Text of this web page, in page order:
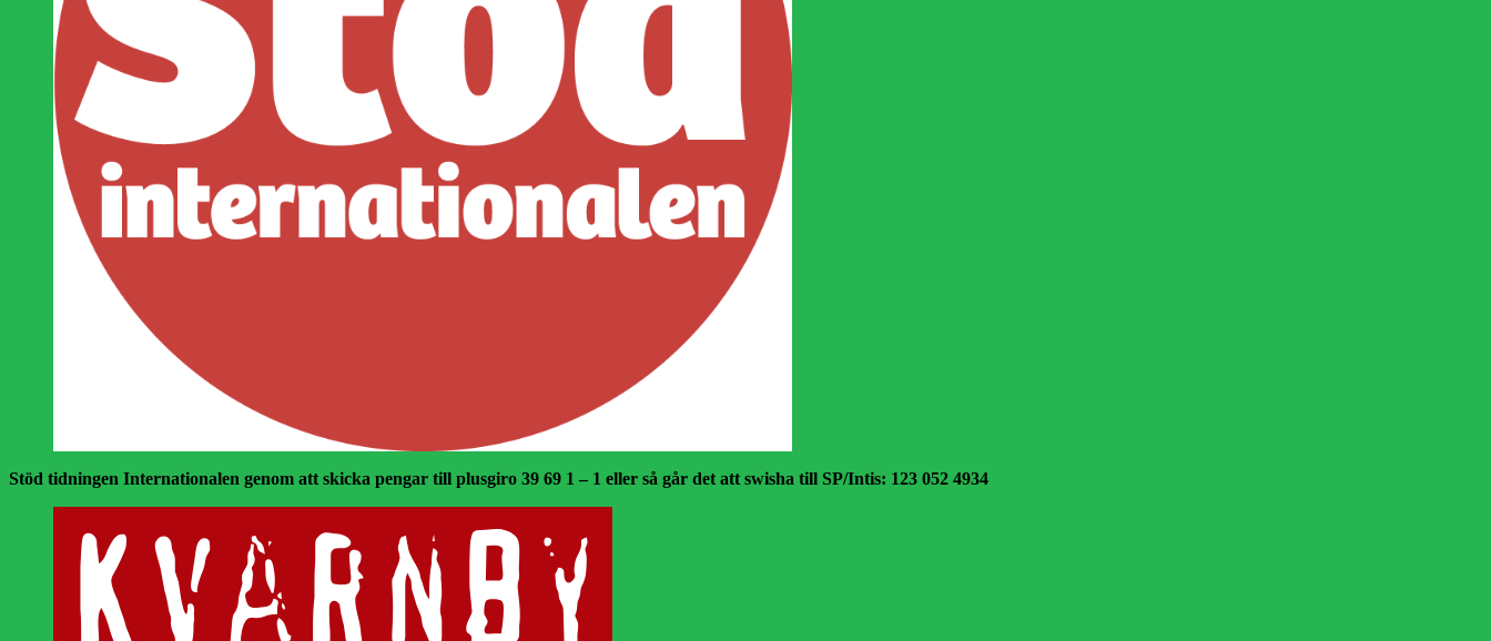
Stöd tidningen Internationalen genom att skicka pengar till plusgiro 39 69 1 – 1 eller så går det att swisha till SP/Intis: 123 052 4934